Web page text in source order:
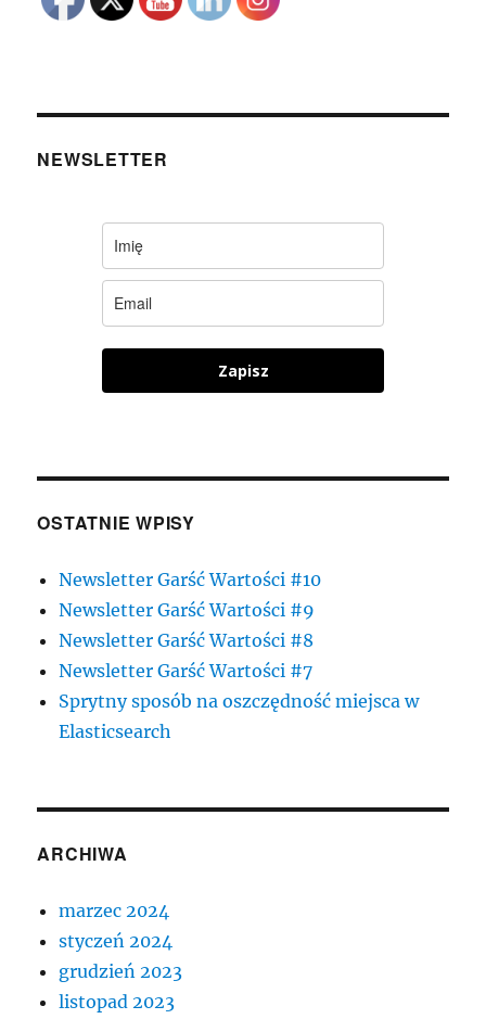
NEWSLETTER
Zapisz
OSTATNIE WPISY
Newsletter Garść Wartości #10
Newsletter Garść Wartości #9
Newsletter Garść Wartości #8
Newsletter Garść Wartości #7
Sprytny sposób na oszczędność miejsca w
Elasticsearch
ARCHIWA
marzec 2024
styczeń 2024
grudzień 2023
listopad 2023